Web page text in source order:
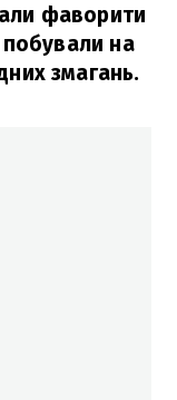
фаворити
побували на
змагань.